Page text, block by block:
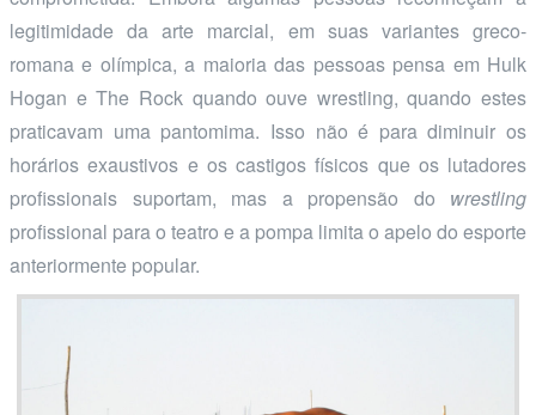
legitimidade da arte marcial, em suas variantes greco-
romana e olímpica, a maioria das pessoas pensa em Hulk
Hogan e The Rock quando ouve wrestling, quando estes
praticavam uma pantomima. Isso não é para diminuir os
horários exaustivos e os castigos físicos que os lutadores
profissionais suportam, mas a propensão do wrestling
profissional para o teatro e a pompa limita o apelo do esporte
anteriormente popular.